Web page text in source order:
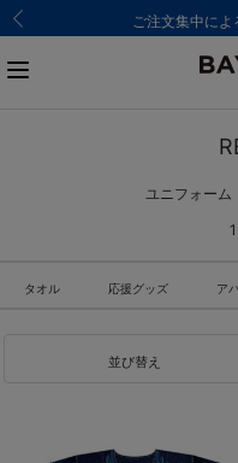
ご注文集中に
ユニフォーム
タオル 応援グッズ ア
並び替え